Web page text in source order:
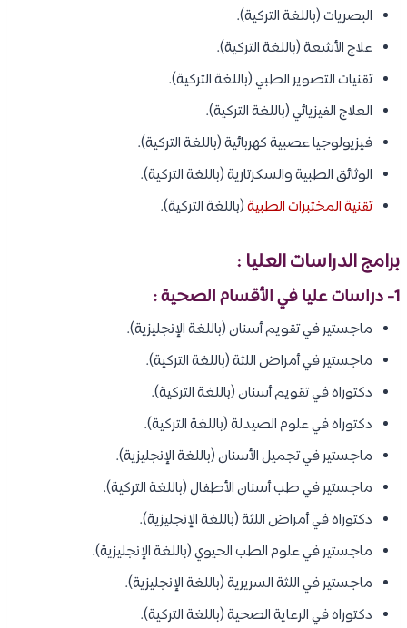
البصريات (باللغة التركية).
علاج الأشعة (باللغة التركية).
تقنيات التصوير الطبي (باللغة التركية).
العلاج الفيزيائي (باللغة التركية).
فيزيولوجيا عصبية كهربائية (باللغة التركية).
الوثائق الطبية والسكرتارية (باللغة التركية).
تقنية المختبرات الطبية(باللغة التركية).
برامج الدراسات العليا :
1- دراسات عليا في الأقسام الصحية :
ماجستير في تقويم أسنان (باللغة الإنجليزية).
ماجستير في أمراض اللثة (باللغة التركية).
دكتوراه في تقويم أسنان (باللغة التركية).
دكتوراه في علوم الصيدلة (باللغة التركية).
ماجستير في تجميل الأسنان (باللغة الإنجليزية).
ماجستير في طب أسنان الأطفال (باللغة التركية).
دكتوراه في أمراض اللثة (باللغة الإنجليزية).
ماجستير في علوم الطب الحيوي (باللغة الإنجليزية).
ماجستير في اللثة السريرية (باللغة الإنجليزية).
دكتوراه في الرعاية الصحية (باللغة التركية).